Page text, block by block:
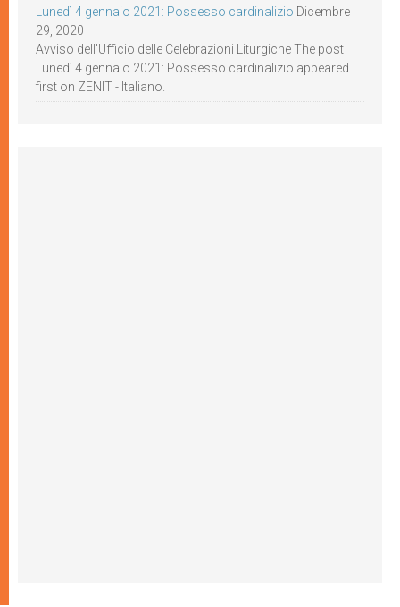
Lunedì 4 gennaio 2021: Possesso cardinalizio Dicembre
29, 2020
Avviso dell’Ufficio delle Celebrazioni Liturgiche The post
Lunedì 4 gennaio 2021: Possesso cardinalizio appeared
first on ZENIT - Italiano.